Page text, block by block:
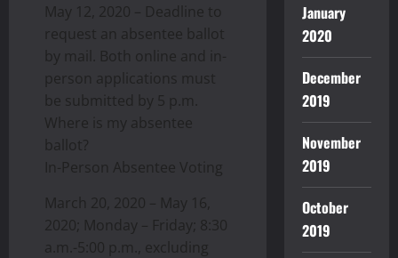
May 12, 2020 – Deadline to
request an absentee ballot
by mail. Both online and in-
person applications must
be submitted by 5 p.m.
Where is my absentee
ballot?
In-Person Absentee Voting
March 20, 2020 – May 16,
2020; Monday – Friday; 8:30
a.m.-5:00 p.m., excluding
January
2020
December
2019
November
2019
October
2019